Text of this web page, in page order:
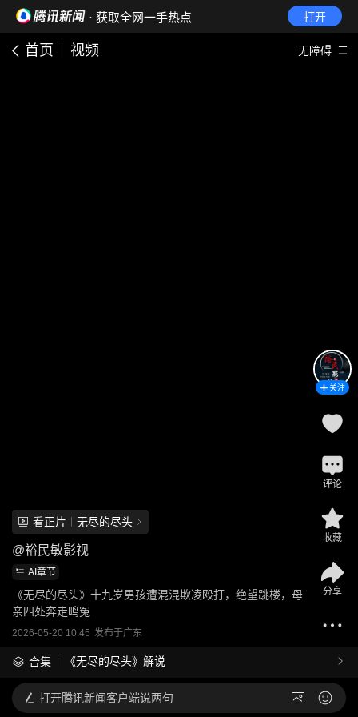
· 获取全网一手热点 打开
首页 视频 无障碍
看正片 无尽的尽头
@裕民敏影视
AI章节
《无尽的尽头》十九岁男孩遭混混欺凌殴打，绝望跳楼，母
亲四处奔走鸣冤
2026-05-20 10:45 发布于广东
合集 《无尽的尽头》解说
关注
评论
收藏
分享
打开腾讯新闻客户端说两句